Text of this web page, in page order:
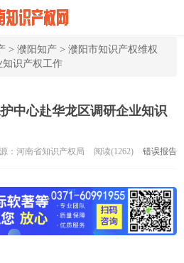
> 濮阳知产 > 濮阳市知识产权维权
识产权工作
中心赴华龙区调研企业知识
：河南省知识产权局 阅读(1262) 错误报告